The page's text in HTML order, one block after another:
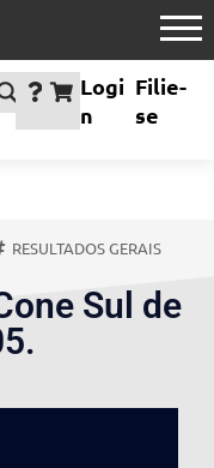
Logi
n
Filie-
se
RESULTADOS GERAIS
Sul de